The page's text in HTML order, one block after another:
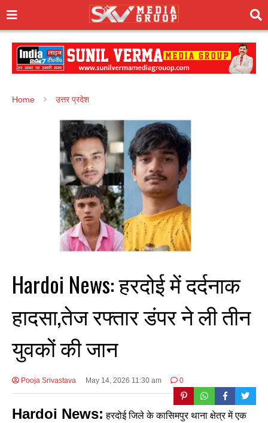
Home उत्तर प्रदेश
Hardoi News: हरदोई में दर्दनाक
हादसा,तेज रफ्तार डंपर ने ली तीन
युवकों की जान
Pooja Srivastava May 14, 2026 11:30 am 0
Hardoi News: हरदोई जिले के कासिमपुर थाना क्षेत्र में एक